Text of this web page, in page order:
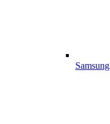
Samsung